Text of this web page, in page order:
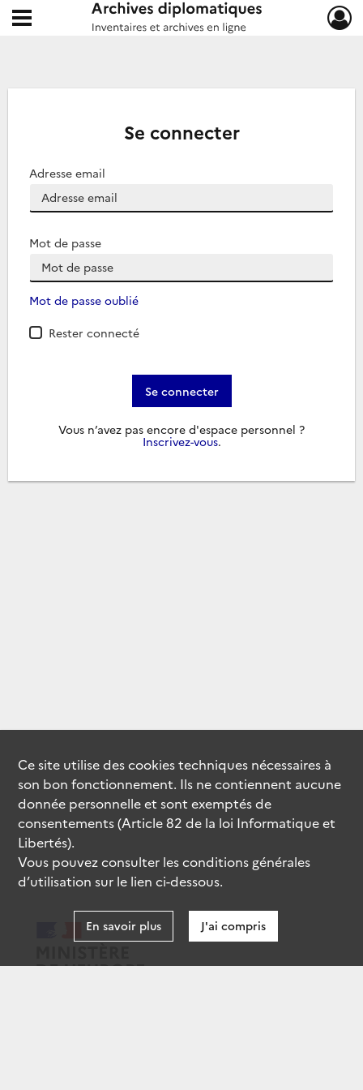
Archives diplomatiques
Ouvrir le menu déroulant
Se connecter
Adresse email
Mot de passe
Mot de passe oublié
Rester connecté
Se connecter
Vous n’avez pas encore d'espace personnel ?
Inscrivez-vous.
Ce site utilise descookiestechniques nécessaires à
son bon fonctionnement. Ils ne contiennent aucune
donnée personnelle et sont exemptés de
consentements (Article 82 de la loi Informatique et
Libertés).
Vous pouvez consulter les conditions générales
d’utilisation sur le lien ci-dessous.
En savoir plus J'ai compris